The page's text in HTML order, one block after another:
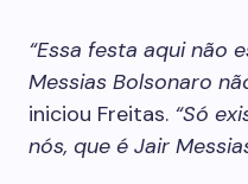
“Essa festa aqui não
Messias Bolsonaro
iniciou Freitas. “Só
nós, que é Jair